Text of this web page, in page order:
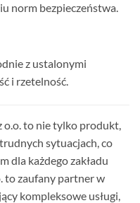
norm bezpieczeństwa.
z ustalonymi
i rzetelność.
o.o. to nie tylko produkt,
sytuacjach, co
dla każdego zakładu
to zaufany partner w
kompleksowe usługi,